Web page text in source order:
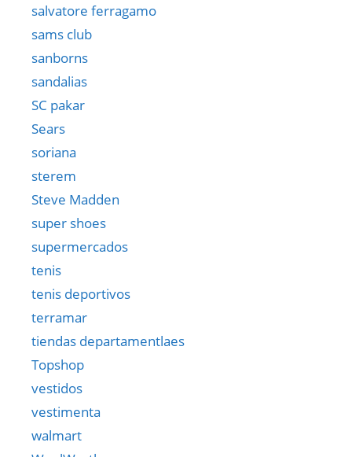
salvatore ferragamo
sams club
sanborns
sandalias
SC pakar
Sears
soriana
sterem
Steve Madden
super shoes
supermercados
tenis
tenis deportivos
terramar
tiendas departamentlaes
Topshop
vestidos
vestimenta
walmart